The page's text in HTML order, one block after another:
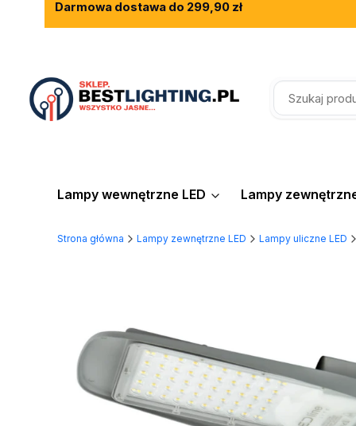
Darmowa dostawa do 299,90 zł
Rewelacyjne opinie klientów
Fachowe doradztwo
Lampy wewnętrzne LED Lampy
Strona główna Lampy zewnętrzne LED Lampy uliczne LED